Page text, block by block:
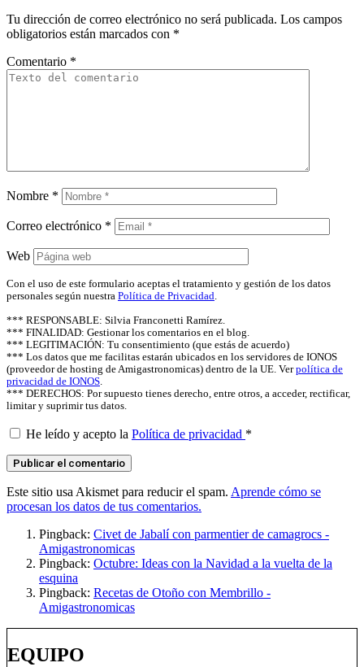
Tu dirección de correo electrónico no será publicada. Los campos
obligatorios están marcados con *
Comentario *
Nombre *
Correo electrónico *
Web
Con el uso de este formulario aceptas el tratamiento y gestión de los datos
personales según nuestra Política de Privacidad
*** RESPONSABLE: Silvia Franconetti Ramírez.
*** FINALIDAD: Gestionar los comentarios en el blog.
*** LEGITIMACIÓN: Tu consentimiento (que estás de acuerdo)
*** Los datos que me facilitas estarán ubicados en los servidores de IONOS
(proveedor de hosting de Amigastronomicas) dentro de la UE. Verpolítica de
privacidad de IONOS
*** DERECHOS: Por supuesto tienes derecho, entre otros, a acceder, rectificar,
limitar y suprimir tus datos.
He leído y acepto la Política de privacidad *
Este sitio usa Akismet para reducir el spam. Aprende cómo se
procesan los datos de tus comentarios.
Pingback: Civet de Jabalí con parmentier de camagrocs -
Amigastronomicas
Pingback: Octubre: Ideas con la Navidad a la vuelta de la
esquina
Pingback: Recetas de Otoño con Membrillo -
Amigastronomicas
EQUIPO